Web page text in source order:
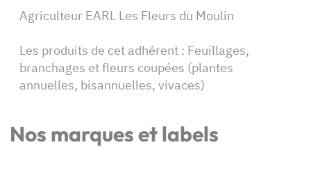
Agriculteur EARL Les Fleurs du Moulin
Les produits de cet adhérent : Feuillages,
branchages et fleurs coupées (plantes
annuelles, bisannuelles, vivaces)
Nos marques et labels